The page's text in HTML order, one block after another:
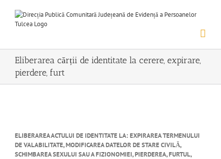
content
Eliberarea cărții de identitate la cerere, expirare,
pierdere, furt
ELIBERAREA ACTULUI DE IDENTITATE LA: EXPIRAREA TERMENULUI
DE VALABILITATE, MODIFICAREA DATELOR DE STARE CIVILĂ,
SCHIMBAREA SEXULUI SAU A FIZIONOMIEI, PIERDEREA, FURTUL,